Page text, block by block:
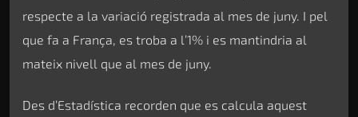
respecte a la variació registrada al mes de juny. I pel
que fa a França, es troba a l’1% i es mantindria al
mateix nivell que al mes de juny.
Des d’Estadística recorden que es calcula aquest